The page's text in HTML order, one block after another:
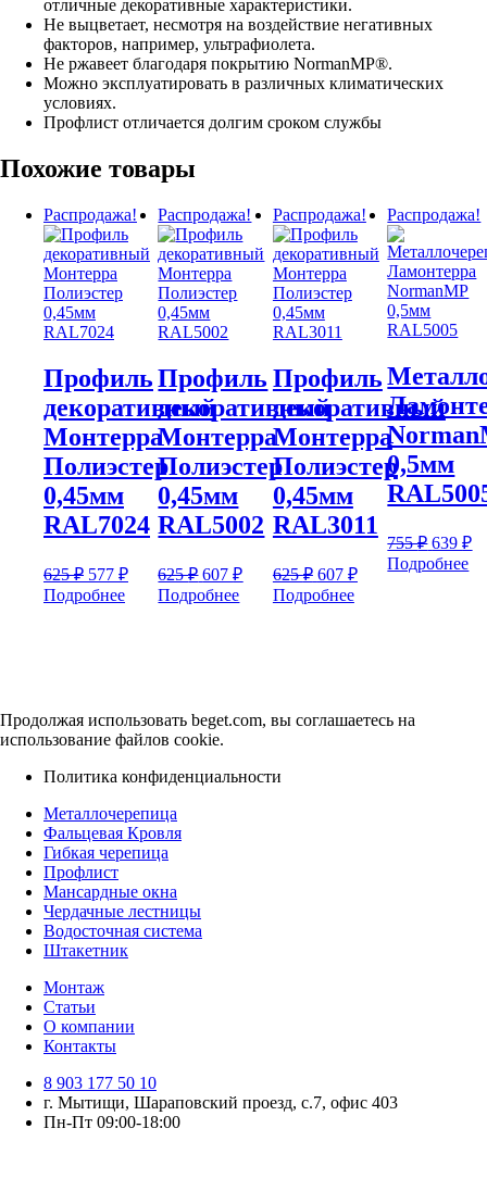
отличные декоративные характеристики.
Не выцветает, несмотря на воздействие негативных
факторов, например, ультрафиолета.
Не ржавеет благодаря покрытию NormanMP®.
Можно эксплуатировать в различных климатических
условиях.
Профлист отличается долгим сроком службы
Похожие товары
Распродажа!
Профиль
декоративный
Монтерра
Полиэстер
0,45мм
RAL7024
625₽ Первоначальная
цена
составляла
577 ₽Текущая
цена:
Подробнее
Распродажа!
Профиль
декоративный
Монтерра
Полиэстер
0,45мм
RAL5002
625₽ Первоначальная
цена
составляла
607₽Текущая
цена:
Подробнее
Распродажа!
Профиль
декоративный
Монтерра
Полиэстер
0,45мм
RAL3011
625₽ Первоначальная
цена
составляла
607 ₽Текущая
Подробнее
Распродажа!
0,5мм
755₽
цена
639₽
Подробнее
Продолжая использовать beget.com, вы соглашаетесь на
использование файлов cookie.
Политика конфиденциальности
Металлочерепица
Фальцевая Кровля
Гибкая черепица
Профлист
Мансардные окна
Чердачные лестницы
Водосточная система
Штакетник
Монтаж
Статьи
О компании
Контакты
8 903 177 50 10
г. Мытищи, Шараповский проезд, с.7, офис 403
Пн-Пт 09:00-18:00